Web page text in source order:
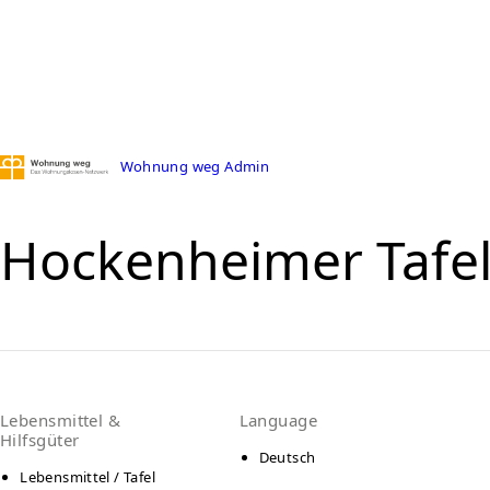
Wohnung weg Admin
Hockenheimer
Lebensmittel &
Hilfsgüter
Lebensmittel / Tafel
Language
Deutsch